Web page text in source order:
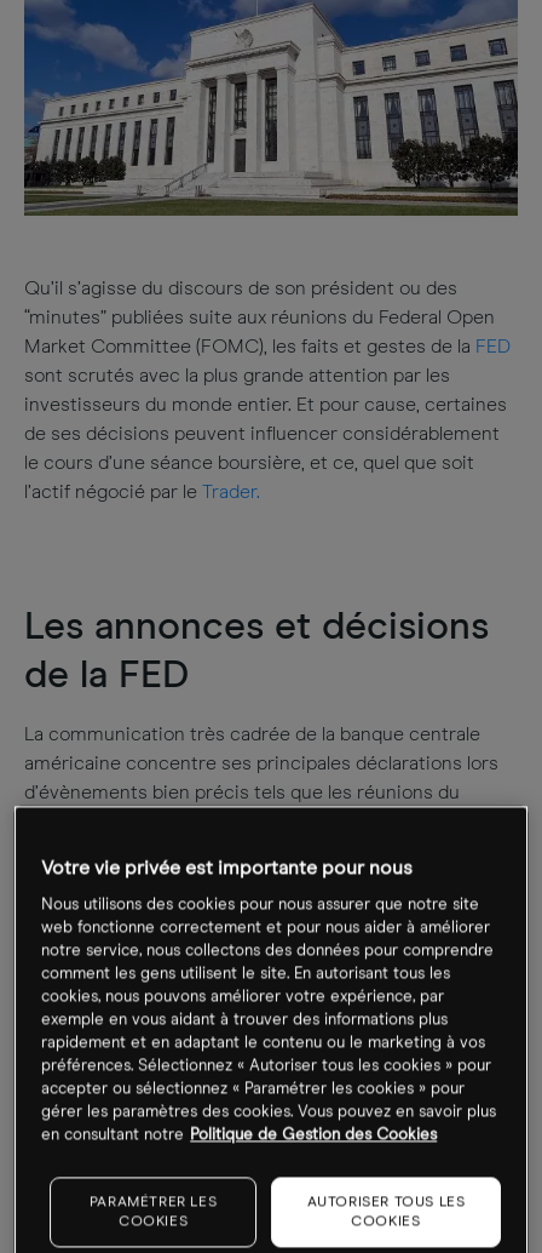
Qu’il s’agisse du discours de son président ou des
“minutes” publiées suite aux réunions du Federal Open
Market Committee (FOMC), les faits et gestes de la FED
sont scrutés avec la plus grande attention par les
investisseurs du monde entier. Et pour cause, certaines
de ses décisions peuvent influencer considérablement
le cours d’une séance boursière, et ce, quel que soit
l’actif négocié par le Trader.
Les annonces et décisions
de la FED
La communication très cadrée de la banque centrale
américaine concentre ses principales déclarations lors
d’évènements bien précis tels que les réunions du
accompagnées de comptes rendus détaillés qualifiés de
“minutes”.
Au-delà de cet agenda très officiel, les analystes aiment
également s’intéresser à l’ensemble des interventions
des membres du comité afin de mieux connaître leurs
points de vue sur la situation économique et sur les
solutions que l’institution pourrait y apporter.
Une politique monétaire
Votre vie privée est importante pour nous
Nous utilisons des cookies pour nous assurer que notre site
web fonctionne correctement et pour nous aider à améliorer
notre service, nous collectons des données pour comprendre
comment les gens utilisent le site. En autorisant tous les
cookies, nous pouvons améliorer votre expérience, par
exemple en vous aidant à trouver des informations plus
rapidement et en adaptant le contenu ou le marketing à vos
préférences. Sélectionnez « Autoriser tous les cookies » pour
accepter ou sélectionnez « Paramétrer les cookies » pour
gérer les paramètres des cookies. Vous pouvez en savoir plus
en consultant notre Politique de Gestion des Cookies
PARAMÉTRER LES
COOKIES
AUTORISER TOUS LES
COOKIES